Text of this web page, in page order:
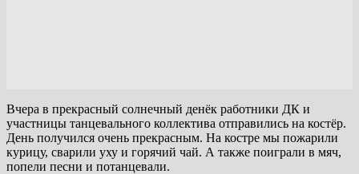
Вчера в прекрасный солнечный денёк работники ДК и
участницы танцевального коллектива отправились на костёр.
День получился очень прекрасным. На костре мы пожарили
курицу, сварили уху и горячий чай. А также поиграли в мяч,
попели песни и потанцевали.